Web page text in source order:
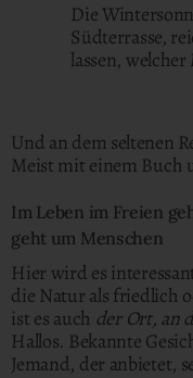
Die
Südterrasse,
lassen,
Und an dem seltenen
Meist mit einem Buch
Im Leben im Freien
geht um Menschen
Hier wird es
die Natur als friedlich
ist es auch der Ort, an
Hallos. Bekannte
Jemand, der anbietet,